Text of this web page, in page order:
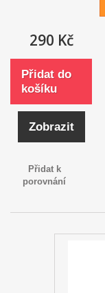
290 Kč
Přidat do
košíku
Zobrazit
Přidat k
porovnání